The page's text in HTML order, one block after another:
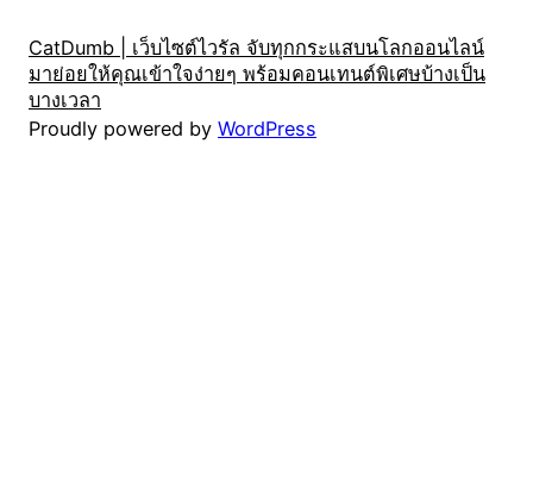
CatDumb | เว็บไซต์ไวรัล จับทุกกระแสบนโลกออนไลน์
มาย่อยให้คุณเข้าใจง่ายๆ พร้อมคอนเทนต์พิเศษบ้างเป็น
บางเวลา
Proudly powered by WordPress